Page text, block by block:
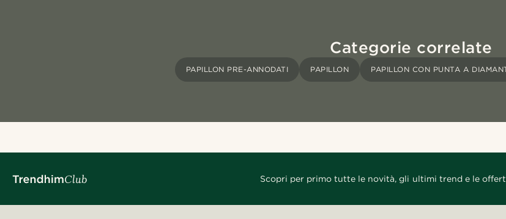
Categorie correlate
PAPILLON PRE-ANNODATI PAPILLON PAPILLON CON PUNTA A
Scopri per primo tutte le novità, gli ultimi trend e le